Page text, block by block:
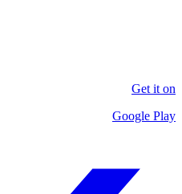
Get it on
Google Play